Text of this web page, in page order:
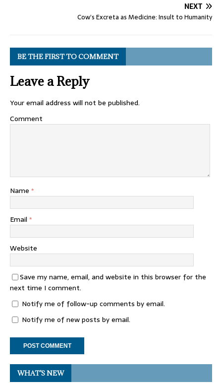
NEXT
Cow’s Excreta as Medicine: Insult to Humanity
BE THE FIRST TO COMMENT
Leave a Reply
Your email address will not be published.
Comment
Name *
Email *
Website
Save my name, email, and website in this browser for the
next time I comment.
Notify me of follow-up comments by email.
Notify me of new posts by email.
WHAT’S NEW